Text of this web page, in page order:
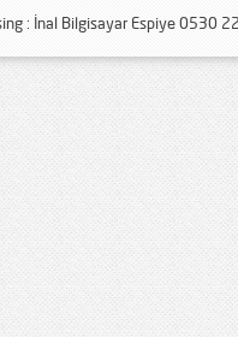
: İnal Bilgisayar Espiye 0530